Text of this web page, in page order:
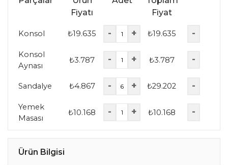
Fiyatı
Fiyat
Konsol ₺19.635 - + ₺19.635 -
Konsol
Aynası
₺3.787 - + ₺3.787 -
Sandalye ₺4.867 - + ₺29.202 -
Yemek
Masası
₺10.168 - + ₺10.168 -
Ürün Bilgisi